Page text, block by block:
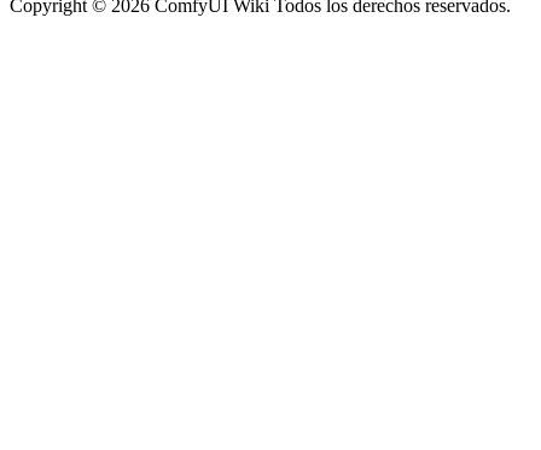
Copyright © 2026 ComfyUI Wiki Todos los derechos reservados.